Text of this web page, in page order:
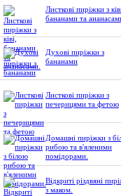
Листкові пиріжки з ківі,
бананами та
Духові пиріжки з
бананами
Листкові пиріжки з
печерицями та фетою
Домашні пиріжки з
рибою та в'яленими
помідорами.
Відкриті різдвяні
з маком.